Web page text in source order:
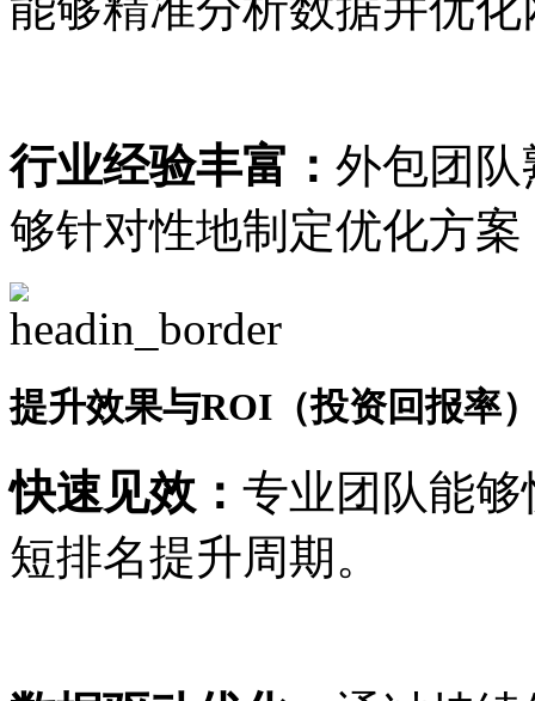
行业经验丰富： 外包团队
够针对性地制定优化方
提升效果与ROI（投资回报率
快速见效： 专业团队能
短排名提升周期。